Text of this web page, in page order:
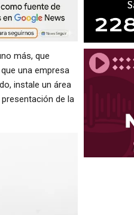
más, que
una empresa
instale un área
de la